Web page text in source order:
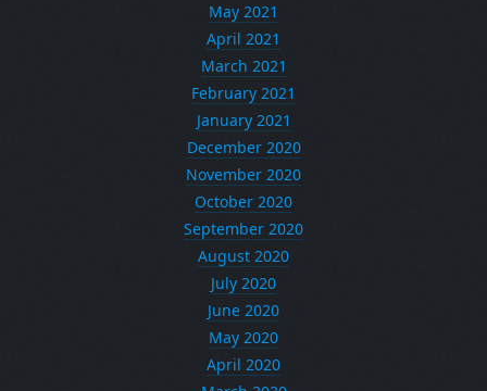
May 2021
April 2021
March 2021
February 2021
January 2021
December 2020
November 2020
October 2020
September 2020
August 2020
July 2020
June 2020
May 2020
April 2020